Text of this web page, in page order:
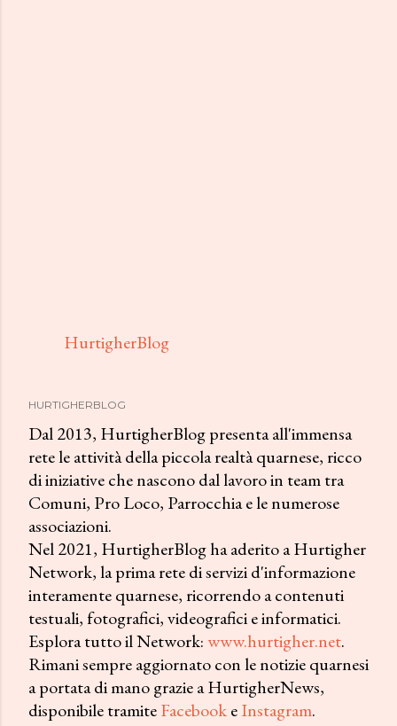
HurtigherBlog
HURTIGHERBLOG
Dal 2013, HurtigherBlog presenta all'immensa
rete le attività della piccola realtà quarnese, ricco
di iniziative che nascono dal lavoro in team tra
Comuni, Pro Loco, Parrocchia e le numerose
associazioni.
Nel 2021, HurtigherBlog ha aderito a Hurtigher
Network, la prima rete di servizi d'informazione
interamente quarnese, ricorrendo a contenuti
testuali, fotografici, videografici e informatici.
Esplora tutto il Network: www.hurtigher.net.
Rimani sempre aggiornato con le notizie quarnesi
a portata di mano grazie a HurtigherNews,
disponibile tramiteFacebookeInstagram.